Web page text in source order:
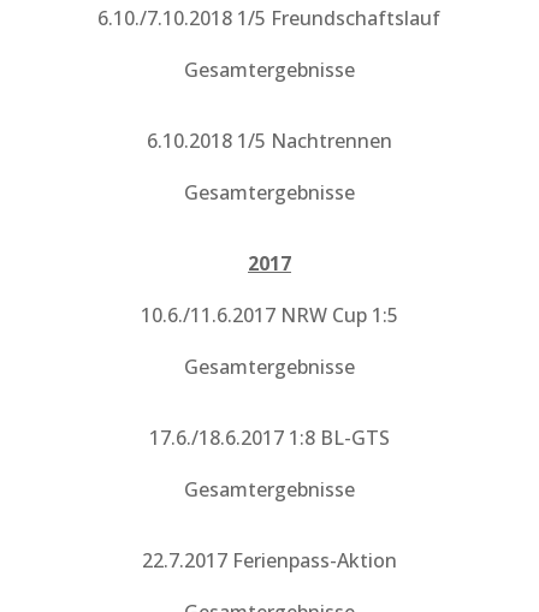
6.10./7.10.2018 1/5 Freundschaftslauf
Gesamtergebnisse
6.10.2018 1/5 Nachtrennen
Gesamtergebnisse
2017
10.6./11.6.2017 NRW Cup 1:5
Gesamtergebnisse
17.6./18.6.2017 1:8 BL-GTS
Gesamtergebnisse
22.7.2017 Ferienpass-Aktion